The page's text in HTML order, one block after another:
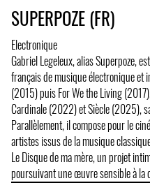
SUPERPOZE (FR)
Electronique
Gabriel Legeleux, alias Superpoze,
français de musique électronique et
(2015) puis For We the Living
Cardinale (2022) et Siècle (2025),
Parallèlement, il compose pour le
artistes issus de la musique
Le Disque de ma mère, un projet
poursuivant une œuvre sensible à la